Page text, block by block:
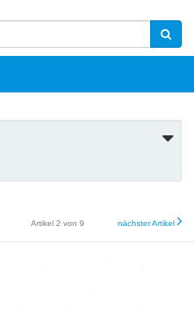
Artikel 2 von 9 nächster Artikel